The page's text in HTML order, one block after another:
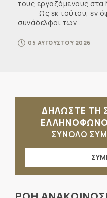
τους εργαζόμενους
Ως εκ τούτου, εν
συνάδελφοι των ...
05 ΑΥΓΟΥΣΤΟΥ 2026
ΔΗΛΩΣΤΕ ΤΗ
ΣΥΝΟΛΟ